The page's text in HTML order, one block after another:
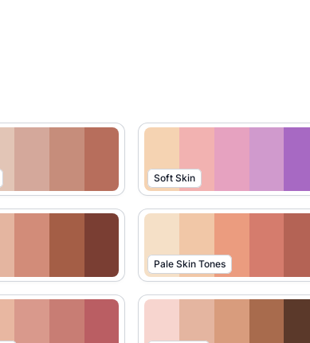
Soft Skin
Pale Skin Tones